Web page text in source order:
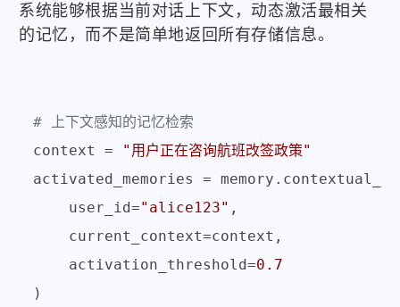
系统能够根据当前对话上下文，动态激活最相关
的记忆，而不是简单地返回所有存储信息。
# 上下文感知的记忆检索
context =
"用户正在咨询航班改签政策"
activated_memories =
    user_id=
"alice123" ,
    current_context=context,
    activation_threshold=
0.7
)